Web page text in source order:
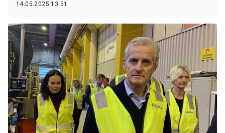
14.05.2025 13:51